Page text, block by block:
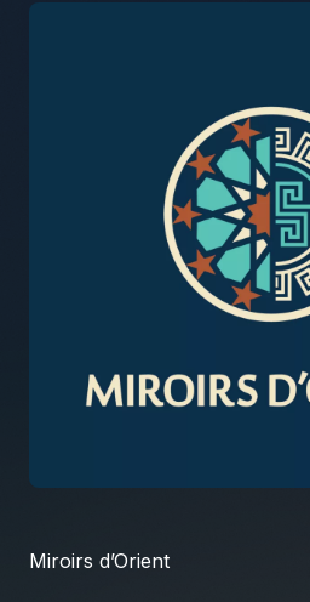
Reportages
Palmarès
À propos
Carrière
Location
Miroirs d’Orient